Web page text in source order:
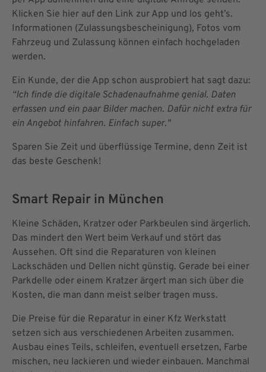
Klicken Sie hier auf den Link zur App und los geht’s.
Informationen (Zulassungsbescheinigung), Fotos vom
Fahrzeug und Zulassung können einfach hochgeladen
werden.
Ein Kunde, der die App schon ausprobiert hat sagt dazu:
“Ich finde die digitale Schadenaufnahme genial. Daten
erfassen und ein paar Bilder machen. Dafür nicht extra für
ein Angebot hinfahren. Einfach super."
Sparen Sie Zeit und überflüssige Termine, denn Zeit ist
das beste Geschenk!
Smart Repair in München
Kleine Schäden, Kratzer oder Parkbeulen sind ärgerlich.
Das mindert den Wert beim Verkauf und stört das
Aussehen. Oft sind die Reparaturen von kleinen
Lackschäden und Dellen nicht günstig. Gerade bei einer
Parkdelle oder einem Kratzer ärgert man sich über die
Kosten, die man dann meist selber tragen muss.
Die Preise für die Reparatur in einer Kfz Werkstatt
setzen sich aus verschiedenen Arbeiten zusammen.
Ausbau eines Teils, schleifen, eventuell ersetzen, Farbe
mischen, neu lackieren und wieder einbauen. Manchmal